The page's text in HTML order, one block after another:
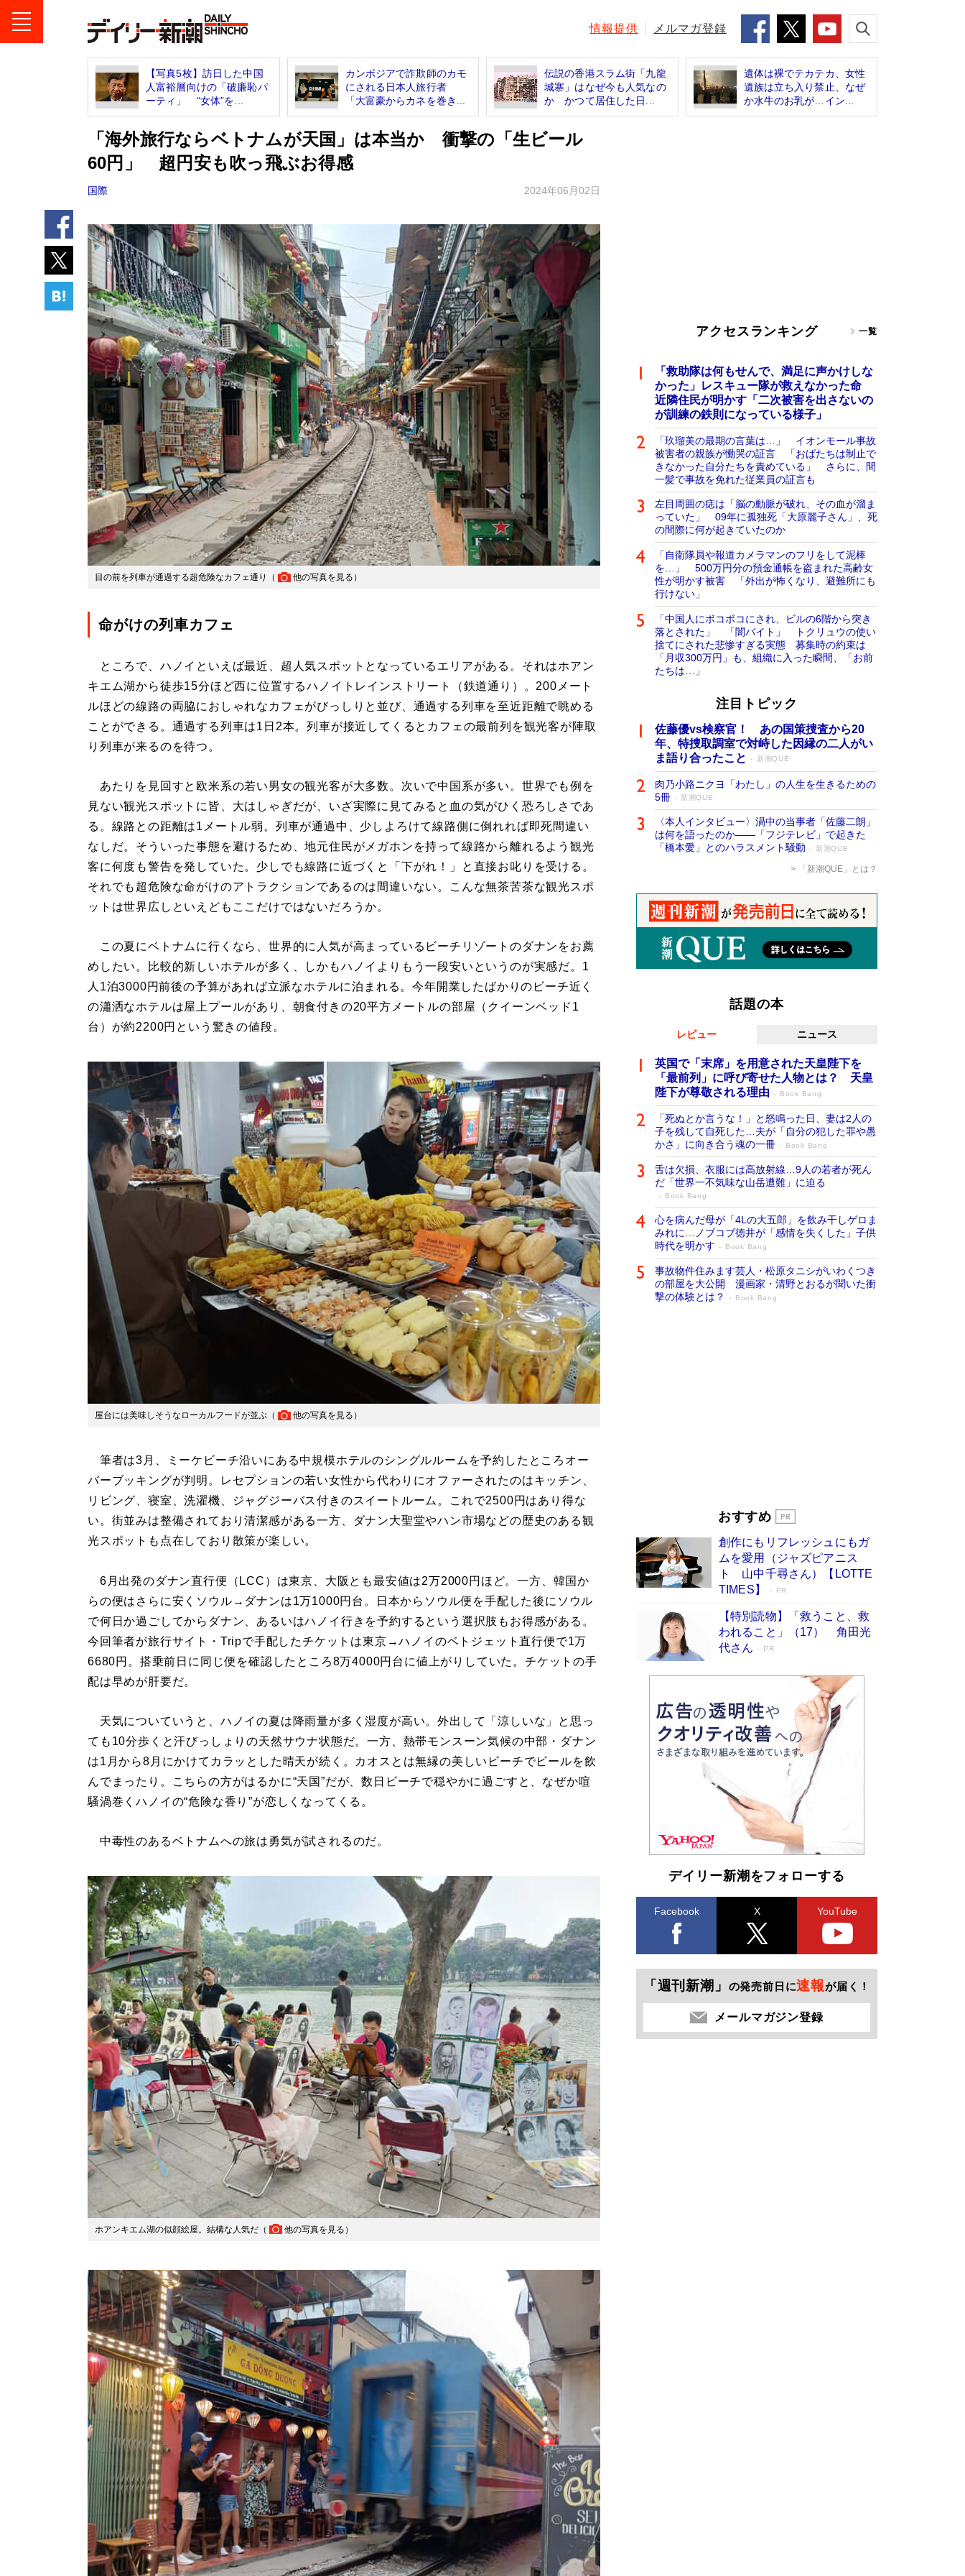
情報提供 メルマガ登録
【写真5枚】訪日した中国
人富裕層向けの「破廉恥パ
ーティ」 “女体”を...
カンボジアで詐欺師のカモ
にされる日本人旅行者
「大富豪からカネを巻き...
伝説の香港スラム街「九龍
城寨」はなぜ今も人気なの
か かつて居住した日...
遺体は裸でテカテカ、女性
遺族は立ち入り禁止、なぜ
か水牛のお乳が…イン...
「海外旅行ならベトナムが天国」は本当か 衝撃の「生ビール
60円」 超円安も吹っ飛ぶお得感
国際 2024年06月02日
目の前を列車が通過する超危険なカフェ通り（ 他の写真を見る ）
命がけの列車カフェ
ところで、ハノイといえば最近、超人気スポットとなっているエリアがある。それはホアン
キエム湖から徒歩15分ほど西に位置するハノイトレインストリート（鉄道通り）。200メート
ルほどの線路の両脇におしゃれなカフェがびっしりと並び、通過する列車を至近距離で眺める
ことができる。通過する列車は1日2本。列車が接近してくるとカフェの最前列を観光客が陣取
り列車が来るのを待つ。
あたりを見回すと欧米系の若い男女の観光客が大多数。次いで中国系が多い。世界でも例を
見ない観光スポットに皆、大はしゃぎだが、いざ実際に見てみると血の気がひく恐ろしさであ
る。線路との距離は1メートル弱。列車が通過中、少しよろけて線路側に倒れれば即死間違い
なしだ。そういった事態を避けるため、地元住民がメガホンを持って線路から離れるよう観光
客に何度も警告を発していた。少しでも線路に近づくと「下がれ！」と直接お叱りを受ける。
それでも超危険な命がけのアトラクションであるのは間違いない。こんな無茶苦茶な観光スポ
ットは世界広しといえどもここだけではないだろうか。
この夏にベトナムに行くなら、世界的に人気が高まっているビーチリゾートのダナンをお薦
めしたい。比較的新しいホテルが多く、しかもハノイよりもう一段安いというのが実感だ。1
人1泊3000円前後の予算があれば立派なホテルに泊まれる。今年開業したばかりのビーチ近く
の瀟洒なホテルは屋上プールがあり、朝食付きの20平方メートルの部屋（クイーンベッド1
台）が約2200円という驚きの値段。
屋台には美味しそうなローカルフードが並ぶ（ 他の写真を見る ）
筆者は3月、ミーケビーチ沿いにある中規模ホテルのシングルルームを予約したところオー
バーブッキングが判明。レセプションの若い女性から代わりにオファーされたのはキッチン、
リビング、寝室、洗濯機、ジャグジーバス付きのスイートルーム。これで2500円はあり得な
い。街並みは整備されており清潔感がある一方、ダナン大聖堂やハン市場などの歴史のある観
光スポットも点在しており散策が楽しい。
6月出発のダナン直行便（LCC）は東京、大阪とも最安値は2万2000円ほど。一方、韓国か
らの便はさらに安くソウル→ダナンは1万1000円台。日本からソウル便を手配した後にソウル
で何日か過ごしてからダナン、あるいはハノイ行きを予約するという選択肢もお得感がある。
今回筆者が旅行サイト・Tripで手配したチケットは東京→ハノイのベトジェット直行便で1万
6680円。搭乗前日に同じ便を確認したところ8万4000円台に値上がりしていた。チケットの手
配は早めが肝要だ。
天気についていうと、ハノイの夏は降雨量が多く湿度が高い。外出して「涼しいな」と思っ
ても10分歩くと汗びっしょりの天然サウナ状態だ。一方、熱帯モンスーン気候の中部・ダナン
は1月から8月にかけてカラッとした晴天が続く。カオスとは無縁の美しいビーチでビールを飲
んでまったり。こちらの方がはるかに“天国”だが、数日ビーチで穏やかに過ごすと、なぜか喧
騒渦巻くハノイの“危険な香り”が恋しくなってくる。
中毒性のあるベトナムへの旅は勇気が試されるのだ。
ホアンキエム湖の似顔絵屋。結構な人気だ（ 他の写真を見る ）
アクセスランキング 一覧
「救助隊は何もせんで、満足に声かけしな
かった」レスキュー隊が救えなかった命
近隣住民が明かす「二次被害を出さないの
が訓練の鉄則になっている様子」
「玖瑠美の最期の言葉は…」 イオンモール事故
被害者の親族が慟哭の証言 「おばたちは制止で
きなかった自分たちを責めている」 さらに、間
一髪で事故を免れた従業員の証言も
左目周囲の痣は「脳の動脈が破れ、その血が溜ま
っていた」 09年に孤独死「大原麗子さん」、死
の間際に何が起きていたのか
「自衛隊員や報道カメラマンのフリをして泥棒
を…」 500万円分の預金通帳を盗まれた高齢女
性が明かす被害 「外出が怖くなり、避難所にも
行けない」
「中国人にボコボコにされ、ビルの6階から突き
落とされた」 「闇バイト」 トクリュウの使い
捨てにされた悲惨すぎる実態 募集時の約束は
「月収300万円」も、組織に入った瞬間、「お前
たちは…」
注目トピック
佐藤優vs検察官！ あの国策捜査から20
年、特捜取調室で対峙した因縁の二人がい
ま語り合ったこと
新潮QUE
肉乃小路ニクヨ「わたし」の人生を生きるための
5冊
新潮QUE
〈本人インタビュー〉渦中の当事者「佐藤二朗」
は何を語ったのか――「フジテレビ」で起きた
「橋本愛」とのハラスメント騒動
新潮QUE
「新潮QUE」とは？
話題の本
レビュー ニュース
英国で「末席」を用意された天皇陛下を
「最前列」に呼び寄せた人物とは？ 天皇
陛下が尊敬される理由
Book Bang
「死ぬとか言うな！」と怒鳴った日、妻は2人の
子を残して自死した…夫が「自分の犯した罪や愚
かさ」に向き合う魂の一冊
Book Bang
舌は欠損、衣服には高放射線…9人の若者が死ん
だ「世界一不気味な山岳遭難」に迫る
Book Bang
心を病んだ母が「4Lの大五郎」を飲み干しゲロま
みれに…ノブコブ徳井が「感情を失くした」子供
時代を明かす
Book Bang
事故物件住みます芸人・松原タニシがいわくつき
の部屋を大公開 漫画家・清野とおるが聞いた衝
撃の体験とは？
Book Bang
占 上半期1位にも選出［新書ベストセラー］
Book Bang
おすすめ
創作にもリフレッシュにもガ
ムを愛用（ジャズピアニス
ト 山中千尋さん）【LOTTE
TIMES】
PR
【特別読物】「救うこと、救
われること」（17） 角田光
代さん
PR
デイリー新潮をフォローする
Facebook X YouTube
「週刊新潮」 の発売前日に速報が届く！
メールマガジン登録